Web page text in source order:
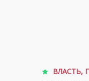
ВЛАСТЬ,